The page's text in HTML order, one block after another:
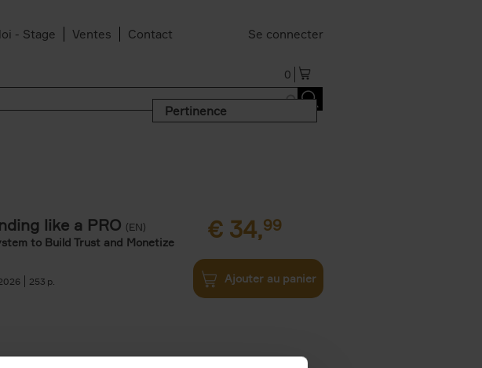
- Stage Ventes Contact Se connecter
0
Pertinence
like a PRO (EN)
to Build Trust and Monetize
253
€ 34,99
Ajouter au panier